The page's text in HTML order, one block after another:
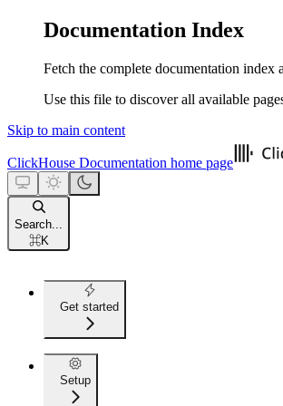
Documentation Index
Fetch the complete documentation index
Use this file to discover all available
Skip to main content
ClickHouse Documentation home page
Search...
⌘K
Get started
Setup